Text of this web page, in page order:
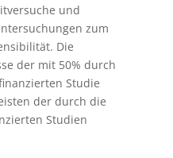
und
zum
Die
der mit 50% durch
Studie
der durch die
Studien